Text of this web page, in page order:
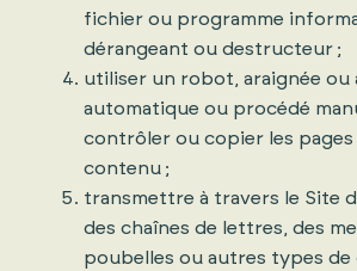
fichier ou programme
dérangeant ou destructeur ;
utiliser un robot, araignée
automatique ou procédé
contrôler ou copier les
contenu ;
transmettre à travers le Site
des chaînes de lettres, des
poubelles ou autres types de